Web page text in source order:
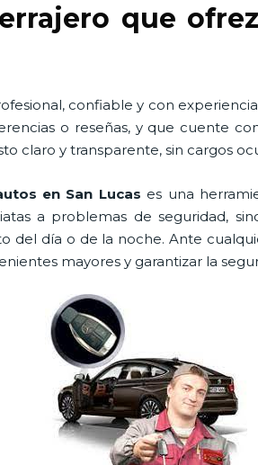
que
confiable y con
o reseñas, y que cuente
claro y transparente, sin cargos
en San Lucas es una
a problemas de seguridad,
día o de la noche. Ante
mayores y garantizar la